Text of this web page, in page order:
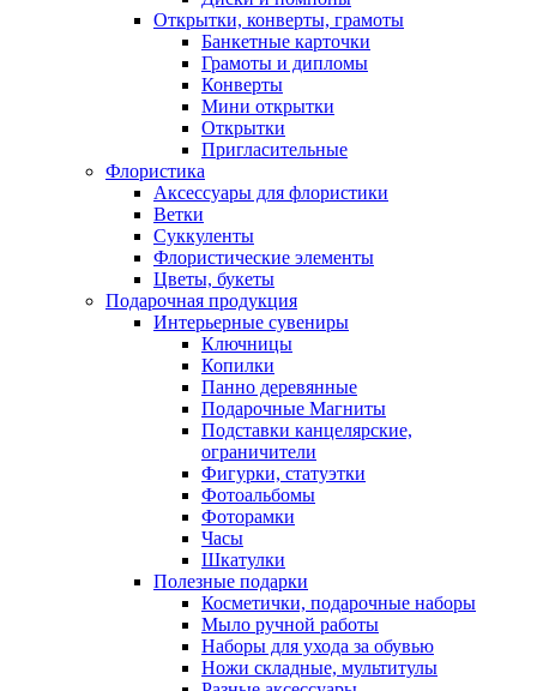
Открытки, конверты, грамоты
Банкетные карточки
Грамоты и дипломы
Конверты
Мини открытки
Открытки
Пригласительные
Флористика
Аксессуары для флористики
Ветки
Суккуленты
Флористические элементы
Цветы, букеты
Подарочная продукция
Интерьерные сувениры
Ключницы
Копилки
Панно деревянные
Подарочные Магниты
Подставки канцелярские,
ограничители
Фигурки, статуэтки
Фотоальбомы
Фоторамки
Часы
Шкатулки
Полезные подарки
Косметички, подарочные наборы
Мыло ручной работы
Наборы для ухода за обувью
Ножи складные, мультитулы